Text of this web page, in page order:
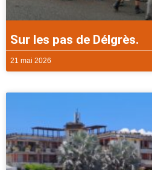
Sur les pas de Délgrès.
21 mai 2026